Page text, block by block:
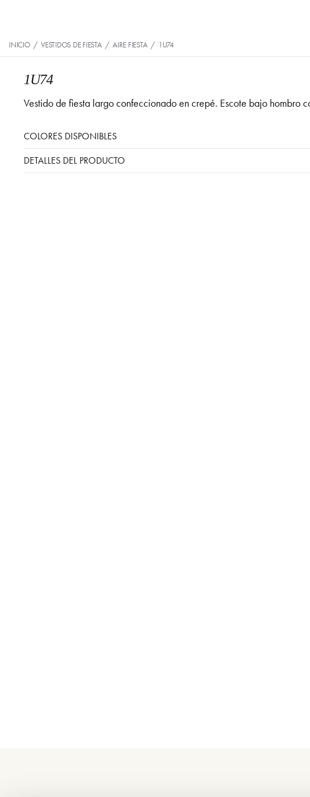
INICIO / VESTIDOS DE FIESTA / AIRE FIESTA / 1U74
1U74
Vestido de fiesta largo confeccionado en crepé. Escote bajo
COLORES DISPONIBLES
DETALLES DEL PRODUCTO